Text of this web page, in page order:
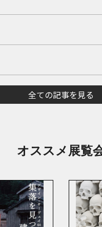
全ての記事を見る
オススメ展覧